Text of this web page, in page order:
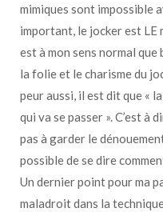
mimiques sont impossible
important, le jocker est LE
est à mon sens normal que
la folie et le charisme du
peur aussi, il est dit que «
qui va se passer ». C’est à
pas à garder le
possible de se dire
Un dernier point pour ma
maladroit dans la